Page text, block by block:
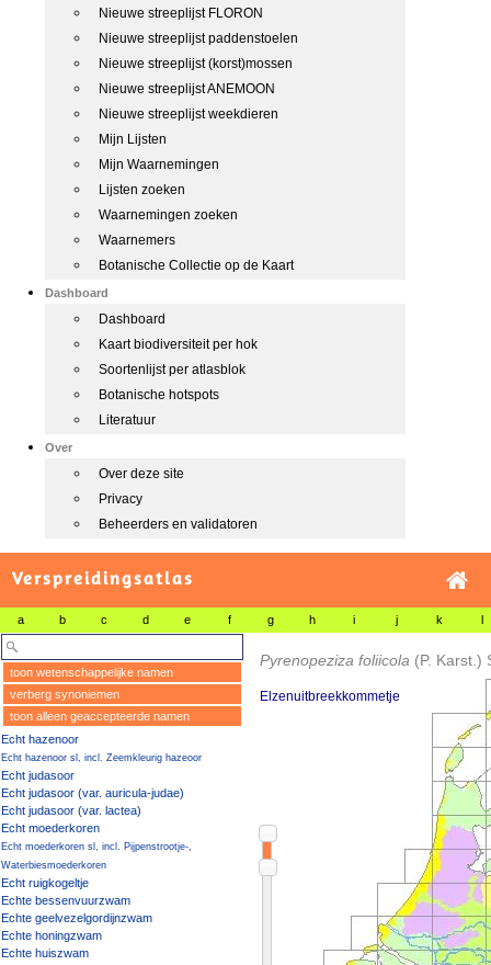
Nieuwe streeplijst FLORON
Nieuwe streeplijst paddenstoelen
Nieuwe streeplijst (korst)mossen
Nieuwe streeplijst ANEMOON
Nieuwe streeplijst weekdieren
Mijn Lijsten
Mijn Waarnemingen
Lijsten zoeken
Waarnemingen zoeken
Waarnemers
Botanische Collectie op de Kaart
Dashboard
Dashboard
Kaart biodiversiteit per hok
Soortenlijst per atlasblok
Botanische hotspots
Literatuur
Over
Over deze site
Privacy
Beheerders en validatoren
Verspreidingsatlas
a b c d e f g h i j k l
toon wetenschappelijke namen
verberg synoniemen
toon alleen geaccepteerde namen
Echt hazenoor
Echt hazenoor sl, incl. Zeemkleurig hazeoor
Echt judasoor
Echt judasoor (var. auricula-judae)
Echt judasoor (var. lactea)
Echt moederkoren
Echt moederkoren sl, incl. Pijpenstrootje-,
Waterbiesmoederkoren
Echt ruigkogeltje
Echte bessenvuurzwam
Echte geelvezelgordijnzwam
Echte honingzwam
Echte huiszwam
Pyrenopeziza foliicola (P. Karst.)
Elzenuitbreekkommetje